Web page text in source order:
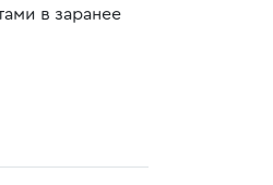
в заранее